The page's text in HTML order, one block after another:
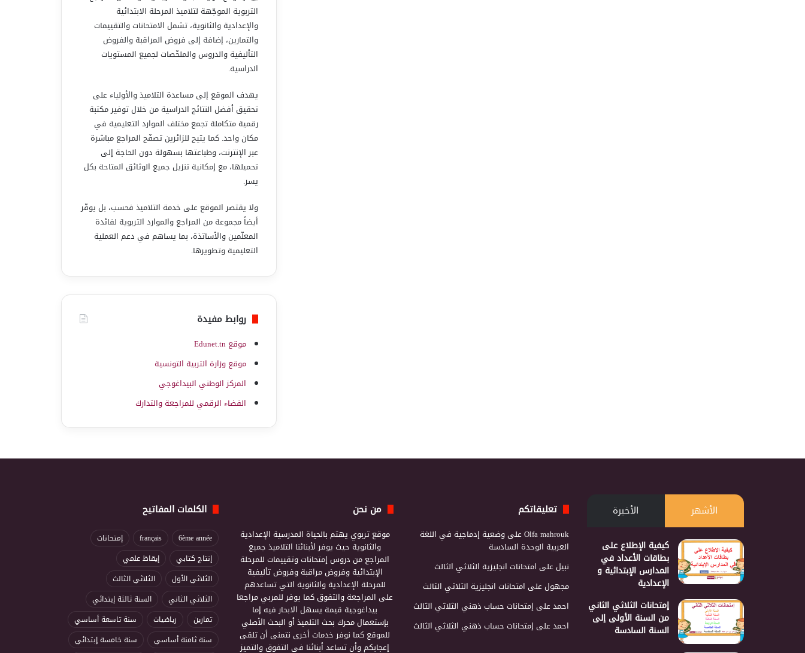
التربوية الموجّهة لتلاميذ المرحلة الابتدائية
والإعدادية والثانوية، تشمل الامتحانات والتقييمات
والتمارين، إضافة إلى فروض المراقبة والفروض
التأليفية والدروس والملخّصات لجميع المستويات
الدراسية.
يهدف الموقع إلى مساعدة التلاميذ والأولياء على
تحقيق أفضل النتائج الدراسية من خلال توفير مكتبة
رقمية متكاملة تجمع مختلف الموارد التعليمية في
مكان واحد. كما يتيح للزائرين تصفّح المراجع مباشرة
عبر الإنترنت، وطباعتها بسهولة دون الحاجة إلى
تحميلها، مع إمكانية تنزيل جميع الوثائق المتاحة بكل
يسر.
ولا يقتصر الموقع على خدمة التلاميذ فحسب، بل يوفّر
أيضاً مجموعة من المراجع والموارد التربوية لفائدة
المعلّمين والأساتذة، بما يساهم في دعم العملية
التعليمية وتطويرها.
روابط مفيدة
موقع Edunet.tn
موقع وزارة التربية التونسية
المركز الوطني البيداغوجي
الفضاء الرقمي للمراجعة والتدارك
الأشهر الأخيرة
كيفية الإطلاع على
بطاقات الأعداد في
المدارس الإبتدائية و
الإعدادية
إمتحانات الثلاثي الثاني
من السنة الأولى إلى
السنة السادسة
تعليقاتكم
Olfa mahroukعلىوضعية إدماجية في اللغة
العربية الوحدة السادسة
نبيلعلى امتحانات انجليزية الثلاثي الثالث
مجهولعلى امتحانات انجليزية الثلاثي الثالث
احمدعلى إمتحانات حساب ذهني الثلاثي الثالث
احمدعلى إمتحانات حساب ذهني الثلاثي الثالث
من نحن
موقع تربوي يهتم بالحياة المدرسية الإعدادية
والثانوية حيث يوفر لأبنائنا التلاميذ جميع
المراجع من دروس إمتحانات وتقييمات للمرحلة
الإبتدائية وفروض مراقبة وفروض تأليفية
للمرحلة الإعدادية والثانوية التي تساعدهم
على المراجعة والتفوق كما يوفر للمربي مراجعا
بيداغوجية قيمة يسهل الابحار فيه إما
بإستعمال محرك بحث التلميذ أو البحث الأصلي
للموقع كما نوفر خدمات أخرى نتمنى أن تلقى
إعجابكم وأن تساعد أبنائنا في التفوق والتميز
الكلمات المفاتيح
6ème année
français
إمتحانات
إنتاج كتابي
إيقاظ علمي
الثلاثي الأول
الثلاثي الثالث
الثلاثي الثاني
السنة ثالثة إبتدائي
تمارين
رياضيات
سنة تاسعة أساسي
سنة ثامنة أساسي
سنة خامسة إبتدائي